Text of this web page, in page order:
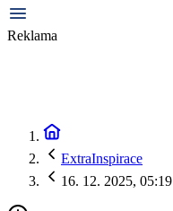
Reklama
ExtraInspirace
16. 12. 2025, 05:19